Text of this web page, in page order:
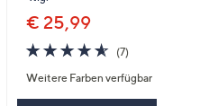
€ 25,99
4.6
von
5
(7)7
Weitere Farben verfügbar